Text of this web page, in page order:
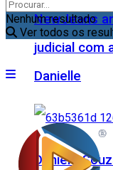
NewJeans
judicial com
Danielle
Daniele
Nenhum resultado
Ver todos os